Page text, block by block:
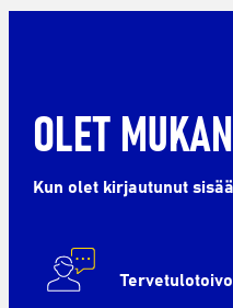
OLET
Kun olet kirjautunut